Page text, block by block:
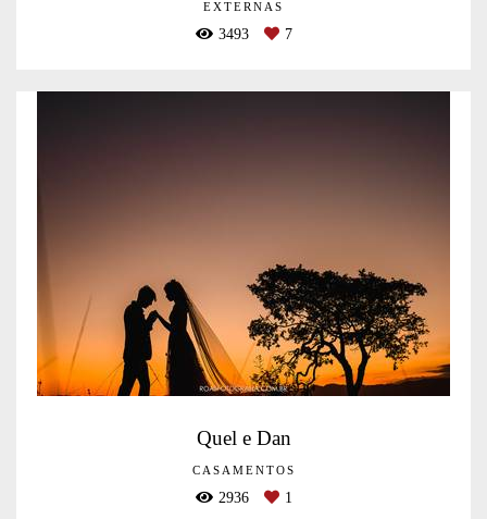
EXTERNAS
3493 7
Quel e Dan
CASAMENTOS
2936 1